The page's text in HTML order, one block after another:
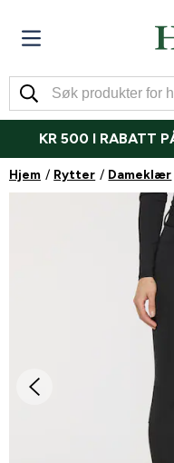
KR 500 I RABATT
Hjem Rytter Dameklær